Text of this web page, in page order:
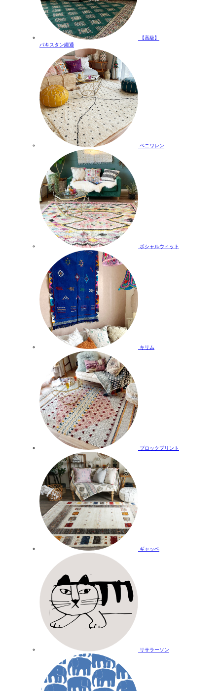
【高級】
パキスタン緞通
ベニワレン
ボシャルウィット
キリム
ブロックプリント
ギャッベ
リサラーソン